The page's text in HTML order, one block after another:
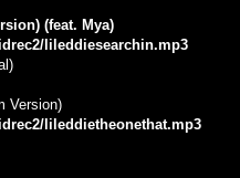
(feat. Mya)
lileddiesearchin.mp3
Version)
lileddietheonethat.mp3